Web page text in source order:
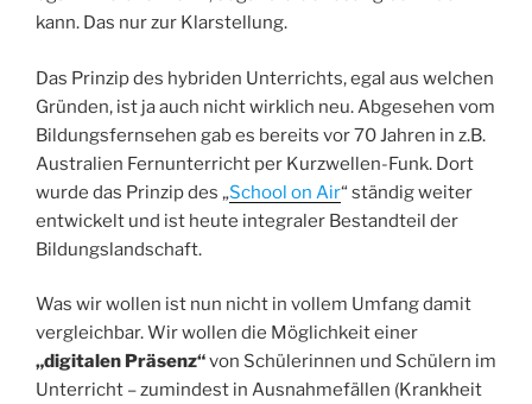
kann. Das nur zur Klarstellung.
Das Prinzip des hybriden Unterrichts, egal aus welchen
Gründen, ist ja auch nicht wirklich neu. Abgesehen vom
Bildungsfernsehen gab es bereits vor 70 Jahren in z.B.
Australien Fernunterricht per Kurzwellen-Funk. Dort
wurde das Prinzip des „School on Air“ ständig weiter
entwickelt und ist heute integraler Bestandteil der
Bildungslandschaft.
Was wir wollen ist nun nicht in vollem Umfang damit
vergleichbar. Wir wollen die Möglichkeit einer
„digitalen Präsenz“von Schülerinnen und Schülern im
Unterricht – zumindest in Ausnahmefällen (Krankheit